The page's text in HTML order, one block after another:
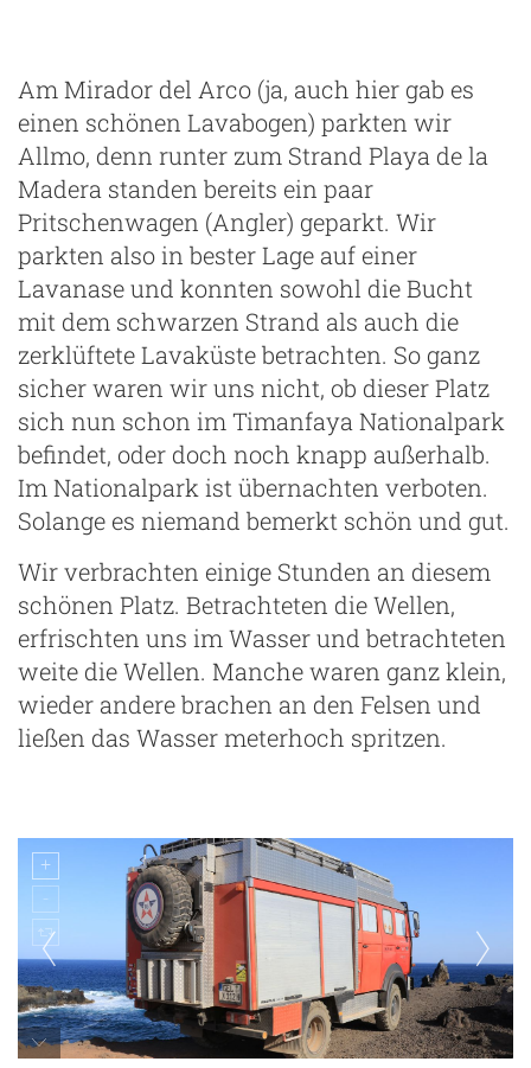
Am Mirador del Arco (ja, auch hier gab es
einen schönen Lavabogen) parkten wir
Allmo, denn runter zum Strand Playa de la
Madera standen bereits ein paar
Pritschenwagen (Angler) geparkt. Wir
parkten also in bester Lage auf einer
Lavanase und konnten sowohl die Bucht
mit dem schwarzen Strand als auch die
zerklüftete Lavaküste betrachten. So ganz
sicher waren wir uns nicht, ob dieser Platz
sich nun schon im Timanfaya Nationalpark
befindet, oder doch noch knapp außerhalb.
Im Nationalpark ist übernachten verboten.
Solange es niemand bemerkt schön und gut.
Wir verbrachten einige Stunden an diesem
schönen Platz. Betrachteten die Wellen,
erfrischten uns im Wasser und betrachteten
weite die Wellen. Manche waren ganz klein,
wieder andere brachen an den Felsen und
ließen das Wasser meterhoch spritzen.